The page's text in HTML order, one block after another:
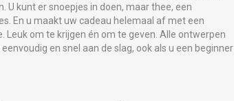
kunt er snoepjes in doen, maar thee, een
En u maakt uw cadeau helemaal af met een
om te krijgen én om te geven. Alle ontwerpen
en snel aan de slag, ook als u een beginner